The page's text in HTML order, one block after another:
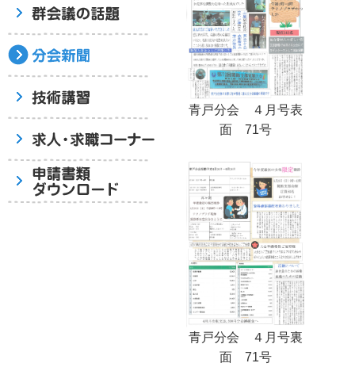
青戸分会 ４月号表
面 71号
青戸分会 ４月号裏
面 71号